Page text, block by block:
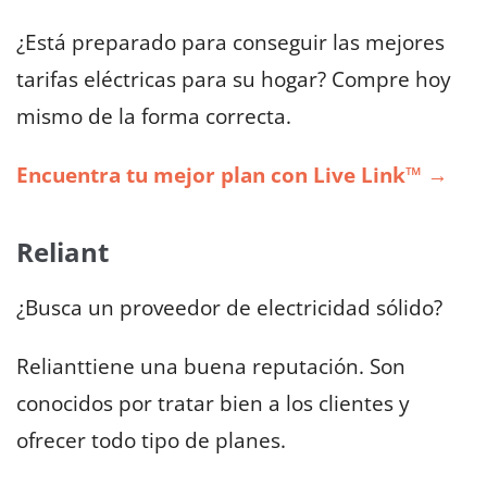
¿Está preparado para conseguir las mejores
tarifas eléctricas para su hogar? Compre hoy
mismo de la forma correcta.
Encuentra tu mejor plan con Live Link™ →
Reliant
¿Busca un proveedor de electricidad sólido?
Relianttiene una buena reputación. Son
conocidos por tratar bien a los clientes y
ofrecer todo tipo de planes.